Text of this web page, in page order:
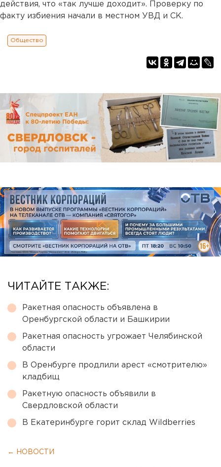
действия, что «так лучше доходит». Проверку по
факту избиения начали в местном УВД и СК.
Общество
ЧИТАЙТЕ ТАКЖЕ:
Ракетная опасность объявлена в
Оренбургской области и Башкирии
Ракетная опасность угрожает Челябинской
области
В Оренбурге продлили арест «смотрителю»
кладбищ
Ракетную опасность объявили в
Свердловской области
В Екатеринбурге горит склад Wildberries
← НОВОСТИ